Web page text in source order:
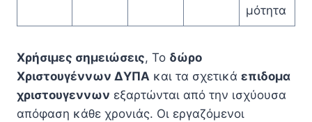
μότητα
Χρήσιμες σημειώσεις, Το δώρο
Χριστουγέννων ΔΥΠΑ και τα σχετικά επιδομα
χριστουγεννων εξαρτώνται από την ισχύουσα
απόφαση κάθε χρονιάς. Οι εργαζόμενοι